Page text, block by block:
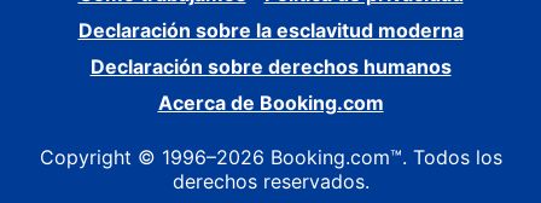
Declaración sobre la esclavitud moderna
Declaración sobre derechos humanos
Acerca de Booking.com
Copyright © 1996–2026 Booking.com™. Todos los
derechos reservados.